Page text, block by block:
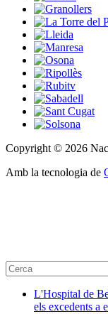
Copyright © 2026
Amb la tecnologia de
L'Hospital de
els excedents a